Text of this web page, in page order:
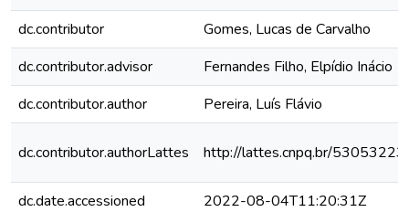
dc.contributor
Gomes, Lucas de Carvalho
dc.contributor.advisor
Fernandes Filho, Elpídio Inácio
dc.contributor.author
Pereira, Luís Flávio
dc.contributor.authorLattes http://lattes.cnpq.br/
dc.date.accessioned
2022-08-04T11:20:31Z